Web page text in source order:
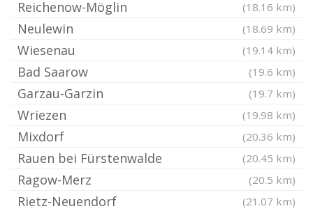
Reichenow-Möglin (18.16 km)
Neulewin (18.69 km)
Wiesenau (19.14 km)
Bad Saarow (19.6 km)
Garzau-Garzin (19.7 km)
Wriezen (19.98 km)
Mixdorf (20.36 km)
Rauen bei Fürstenwalde (20.45 km)
Ragow-Merz (20.5 km)
Rietz-Neuendorf (21.07 km)